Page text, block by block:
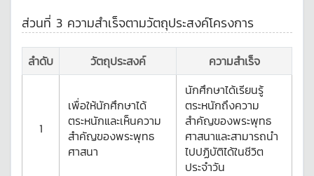
ส่วนที่ 3 ความสำเร็จตามวัตถุประสงค์โครงการ
ลำดับ วัตถุประสงค์ ความสำเร็จ
1
เพื่อให้นักศึกษาได้
ตระหนักและเห็นความ
สำคัญของพระพุทธ
ศาสนา
นักศึกษาได้เรียนรู้
ตระหนักถึงความ
สำคัญของพระพุทธ
ศาสนาและสามารถนำ
ไปปฏิบัติได้ในชีวิต
ประจำวัน